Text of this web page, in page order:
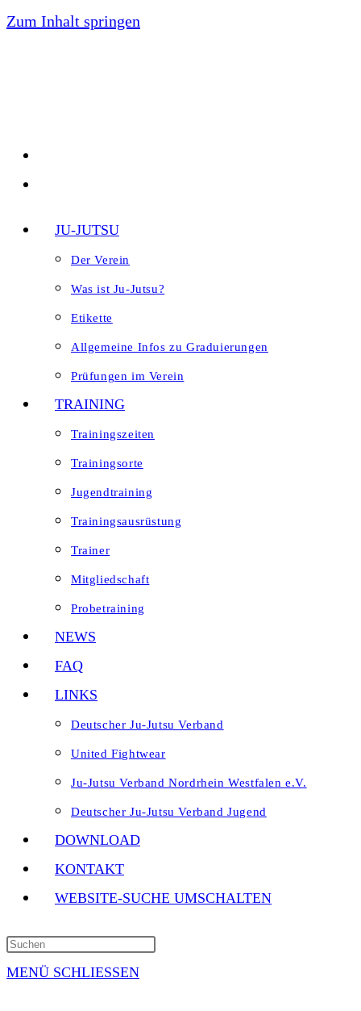
Zum Inhalt springen
JU-JUTSU
Der Verein
Was ist Ju-Jutsu?
Etikette
Allgemeine Infos zu Graduierungen
Prüfungen im Verein
TRAINING
Trainingszeiten
Trainingsorte
Jugendtraining
Trainingsausrüstung
Trainer
Mitgliedschaft
Probetraining
NEWS
FAQ
LINKS
Deutscher Ju-Jutsu Verband
United Fightwear
Ju-Jutsu Verband Nordrhein Westfalen e.V.
Deutscher Ju-Jutsu Verband Jugend
DOWNLOAD
KONTAKT
WEBSITE-SUCHE UMSCHALTEN
MENÜ SCHLIESSEN